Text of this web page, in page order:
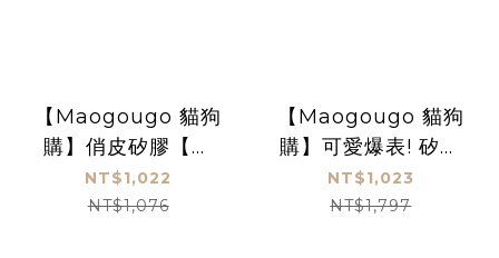
【Maogougo 貓狗
購】俏皮矽膠【喵
臉碗】 4入組
NT$1,022
NT$1,076
【Maogougo 貓狗
購】可愛爆表! 矽膠
寵物【喵喵掌碗】3
入組
NT$1,023
NT$1,797